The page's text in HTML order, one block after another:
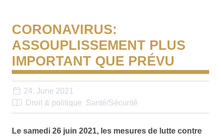
CORONAVIRUS:
ASSOUPLISSEMENT PLUS
IMPORTANT QUE PRÉVU
24. June 2021
Droit & politique Santé/Sécurité
Le samedi 26 juin 2021, les mesures de lutte contre